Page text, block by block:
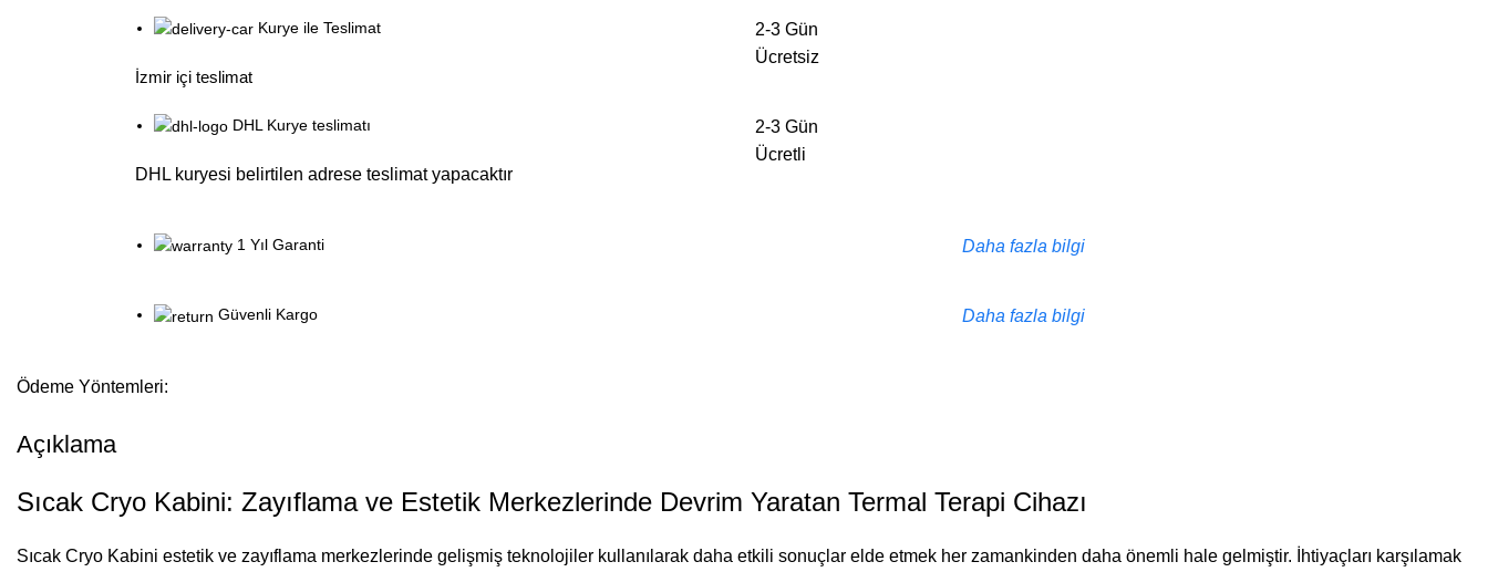
Kurye ile Teslimat
İzmir içi teslimat
2-3 Gün
Ücretsiz
DHL Kurye teslimatı
DHL kuryesi belirtilen adrese teslimat yapacaktır
2-3 Gün
Ücretli
1 Yıl Garanti Daha fazla bilgi
Güvenli Kargo Daha fazla bilgi
Ödeme Yöntemleri:
Açıklama
Sıcak Cryo Kabini: Zayıflama ve Estetik Merkezlerinde Devrim Yaratan Termal Terapi Cihazı
Sıcak Cryo Kabini estetik ve zayıflama merkezlerinde gelişmiş teknolojiler kullanılarak daha etkili sonuçlar elde etmek her zamankinden daha önemli hale gelmiştir. İhtiyaçları karşılamak